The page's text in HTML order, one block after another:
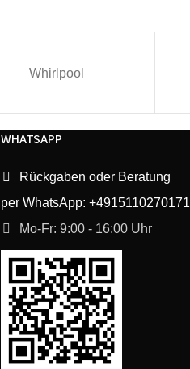
Whirlpool
WHATSAPP
Rückgaben oder Beratung
per WhatsApp: +4915110270171
Mo-Fr: 9:00 - 16:00 Uhr